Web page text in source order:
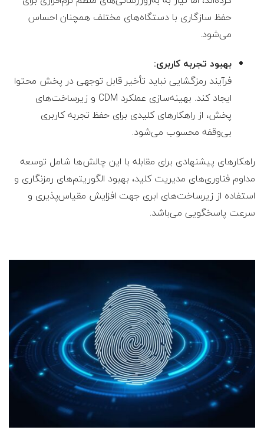
حفظ سازگاری با دستگاه‌های مختلف همچنان احساس
می‌شود.
بهبود تجربه کاربری:
فرآیند رمزگشایی نباید تأخیر قابل توجهی در پخش محتوا
ایجاد کند. بهینه‌سازی عملکرد CDM و زیرساخت‌های
پخش، از راهکارهای کلیدی برای حفظ تجربه کاربری
بی‌وقفه محسوب می‌شود.
راهکارهای پیشنهادی برای مقابله با این چالش‌ها شامل توسعه
مداوم فناوری‌های مدیریت کلید، بهبود الگوریتم‌های رمزنگاری و
استفاده از زیرساخت‌های ابری جهت افزایش مقیاس‌پذیری و
سرعت پاسخگویی می‌باشد.